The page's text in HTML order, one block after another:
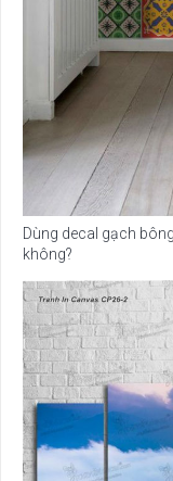
Dùng decal gạch
không?